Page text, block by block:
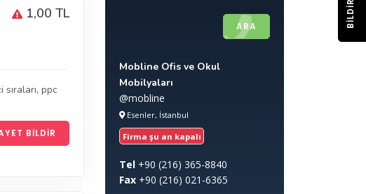
1,00 TL
sıraları, ppc
BILDIR
ARA
Mobline Ofis ve Okul
Mobilyaları
@mobline
Esenler, İstanbul
Firma şu an kapalı
Tel +90 (216) 365-8840
Fax +90 (216) 021-6365